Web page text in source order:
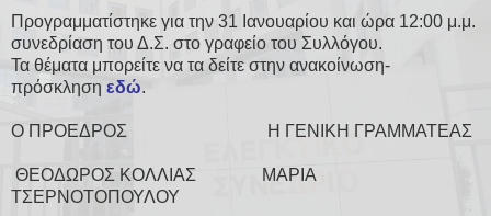
Προγραμματίστηκε για την 31 Ιανουαρίου και ώρα 12:00 μ.μ.
συνεδρίαση του Δ.Σ. στο γραφείο του Συλλόγου.
Τα θέματα μπορείτε να τα δείτε στην ανακοίνωση-
πρόσκληση εδώ.
Ο ΠΡΟΕΔΡΟΣ Η ΓΕΝΙΚΗ ΓΡΑΜΜΑΤΕΑΣ
ΘΕΟΔΩΡΟΣ ΚΟΛΛΙΑΣ ΜΑΡΙΑ
ΤΣΕΡΝΟΤΟΠΟΥΛΟΥ